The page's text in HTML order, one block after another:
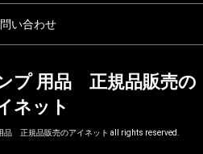
い合わせ
プ 用品 正規品販売の
ネット
品 正規品販売のアイネット all rights reserved.